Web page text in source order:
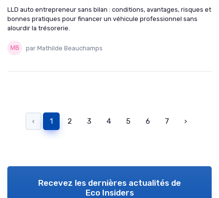
LLD auto entrepreneur sans bilan : conditions, avantages, risques et
bonnes pratiques pour financer un véhicule professionnel sans
alourdir la trésorerie.
par Mathilde Beauchamps
‹ 1 2 3 4 5 6 7 ›
Recevez les dernières actualités de
Eco Insiders